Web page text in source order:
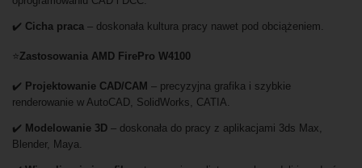
✔️ Cicha praca – doskonała kultura pracy nawet pod obciążeniem.
⭐Zastosowania AMD FirePro W4100
✔️ Projektowanie CAD/CAM – precyzyjna grafika i szybkie
renderowanie w AutoCAD, SolidWorks, CATIA.
✔️ Modelowanie 3D – doskonała do pracy z aplikacjami 3ds Max,
Blender, Maya.